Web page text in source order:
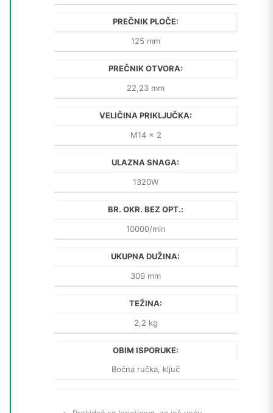
PREČNIK PLOČE:
125 mm
PREČNIK OTVORA:
22,23 mm
VELIČINA PRIKLJUČKA:
M14 x 2
ULAZNA SNAGA:
1320W
BR. OKR. BEZ OPT.:
10000/min
UKUPNA DUŽINA:
309 mm
TEŽINA:
2,2 kg
OBIM ISPORUKE:
Bočna ručka, ključ